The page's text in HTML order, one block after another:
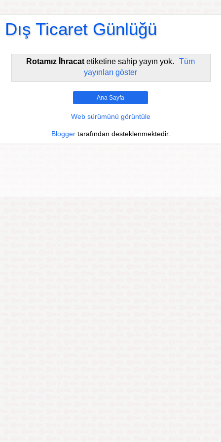
Dış Ticaret Günlüğü
Rotamız İhracatetiketine sahip yayın yok.
Tüm
yayınları göster
Ana Sayfa
Web sürümünü görüntüle
Bloggertarafından desteklenmektedir.